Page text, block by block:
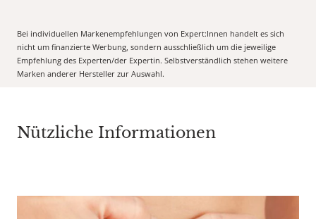
Bei individuellen Markenempfehlungen von Expert:Innen handelt es sich
nicht um finanzierte Werbung, sondern ausschließlich um die jeweilige
Empfehlung des Experten/der Expertin. Selbstverständlich stehen weitere
Marken anderer Hersteller zur Auswahl.
Nützliche Informationen